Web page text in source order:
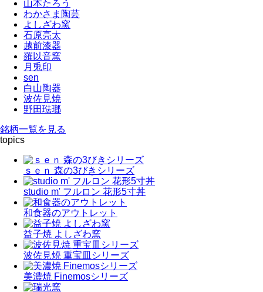
山本たろう
わかさま陶芸
よしざわ窯
石原亮太
越前漆器
羅以音窯
月兎印
sen
白山陶器
波佐見焼
野田琺瑯
銘柄一覧を見る
topics
ｓｅｎ 森の3びきシリーズ
studio m' フルロン 花形5寸丼
和食器のアウトレット
益子焼 よしざわ窯
波佐見焼 重宝皿シリーズ
美濃焼 Finemosシリーズ